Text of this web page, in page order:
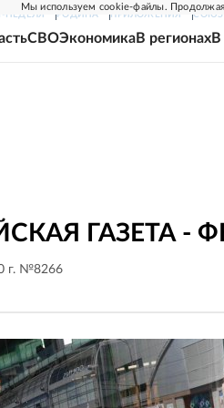
Мы используем cookie-файлы. Продолжая
НЕДЕЛЯ РОДИНА ПРИЛОЖЕНИЯ СОЮЗ
СВОЭкономикаВ регионах
ГАЗЕТА -
г. №8266